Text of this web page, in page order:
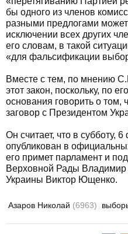
бы одного из членов
разными предлогами
исключении всех других
его словам, в такой
«для фальсификации
Вместе с тем, по мнению
этот закон, поскольку, по
основания говорить о том,
заговор с Президентом
Он считает, что в субботу,
опубликован в
его примет парламент и
Верховной Рады Владимир
Украины Виктор Ющенко.
Азаров Николай (6963)